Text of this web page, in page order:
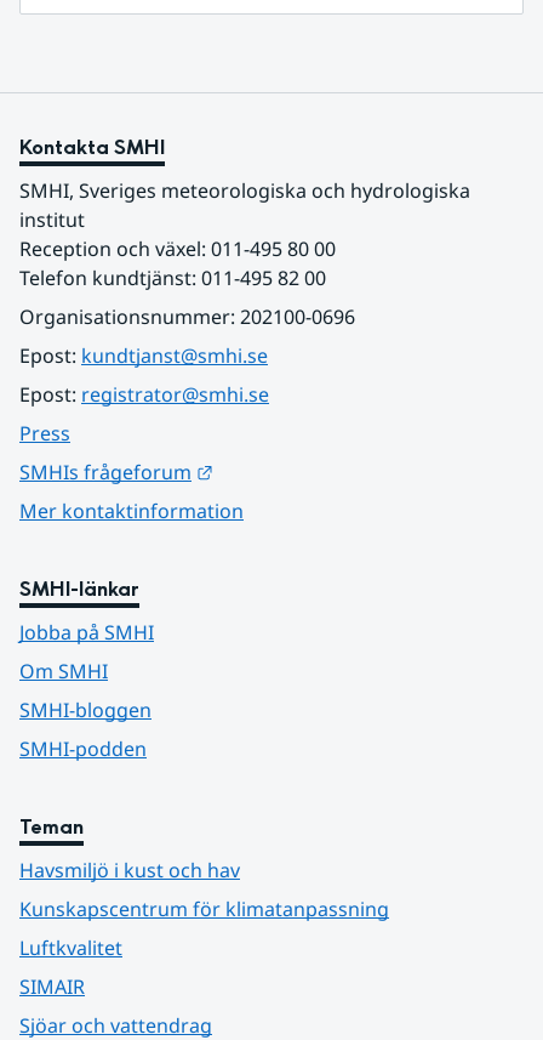
Kontakta SMHI
SMHI, Sveriges meteorologiska och hydrologiska
institut
Reception och växel: 011-495 80 00
Telefon kundtjänst: 011-495 82 00
Organisationsnummer: 202100-0696
Epost: kundtjanst@smhi.se
Epost: registrator@smhi.se
Press
SMHIs frågeforum
Mer kontaktinformation
SMHI-länkar
Jobba på SMHI
Om SMHI
SMHI-bloggen
SMHI-podden
Teman
Havsmiljö i kust och hav
Kunskapscentrum för klimatanpassning
Luftkvalitet
SIMAIR
Sjöar och vattendrag